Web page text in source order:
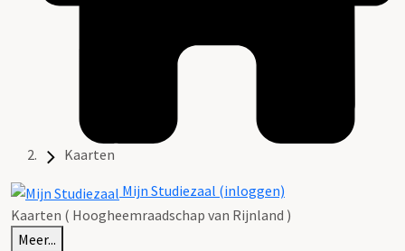
Kaarten
Mijn Studiezaal (inloggen)
Kaarten ( Hoogheemraadschap van Rijnland )
Meer...